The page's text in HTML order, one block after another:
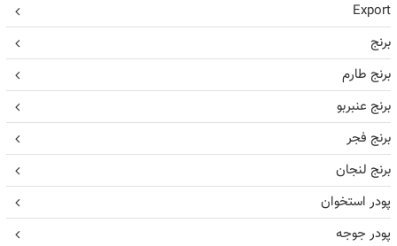
Export
برنج
برنج طارم
برنج عنبربو
برنج فجر
برنج لنجان
پودر استخوان
پودر جوجه